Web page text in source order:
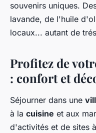
souvenirs uniques.
lavande, de l'huile
locaux... autant de
Profitez de
: confort et
Séjourner dans une
à la cuisine et aux
d'activités et de sites